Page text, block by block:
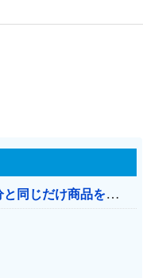
【消費税率1％】 「下げるのが筋なんですけど…」消費減税で値下がりする分と同じだけ商品を値上げして店頭価格を変えない店も